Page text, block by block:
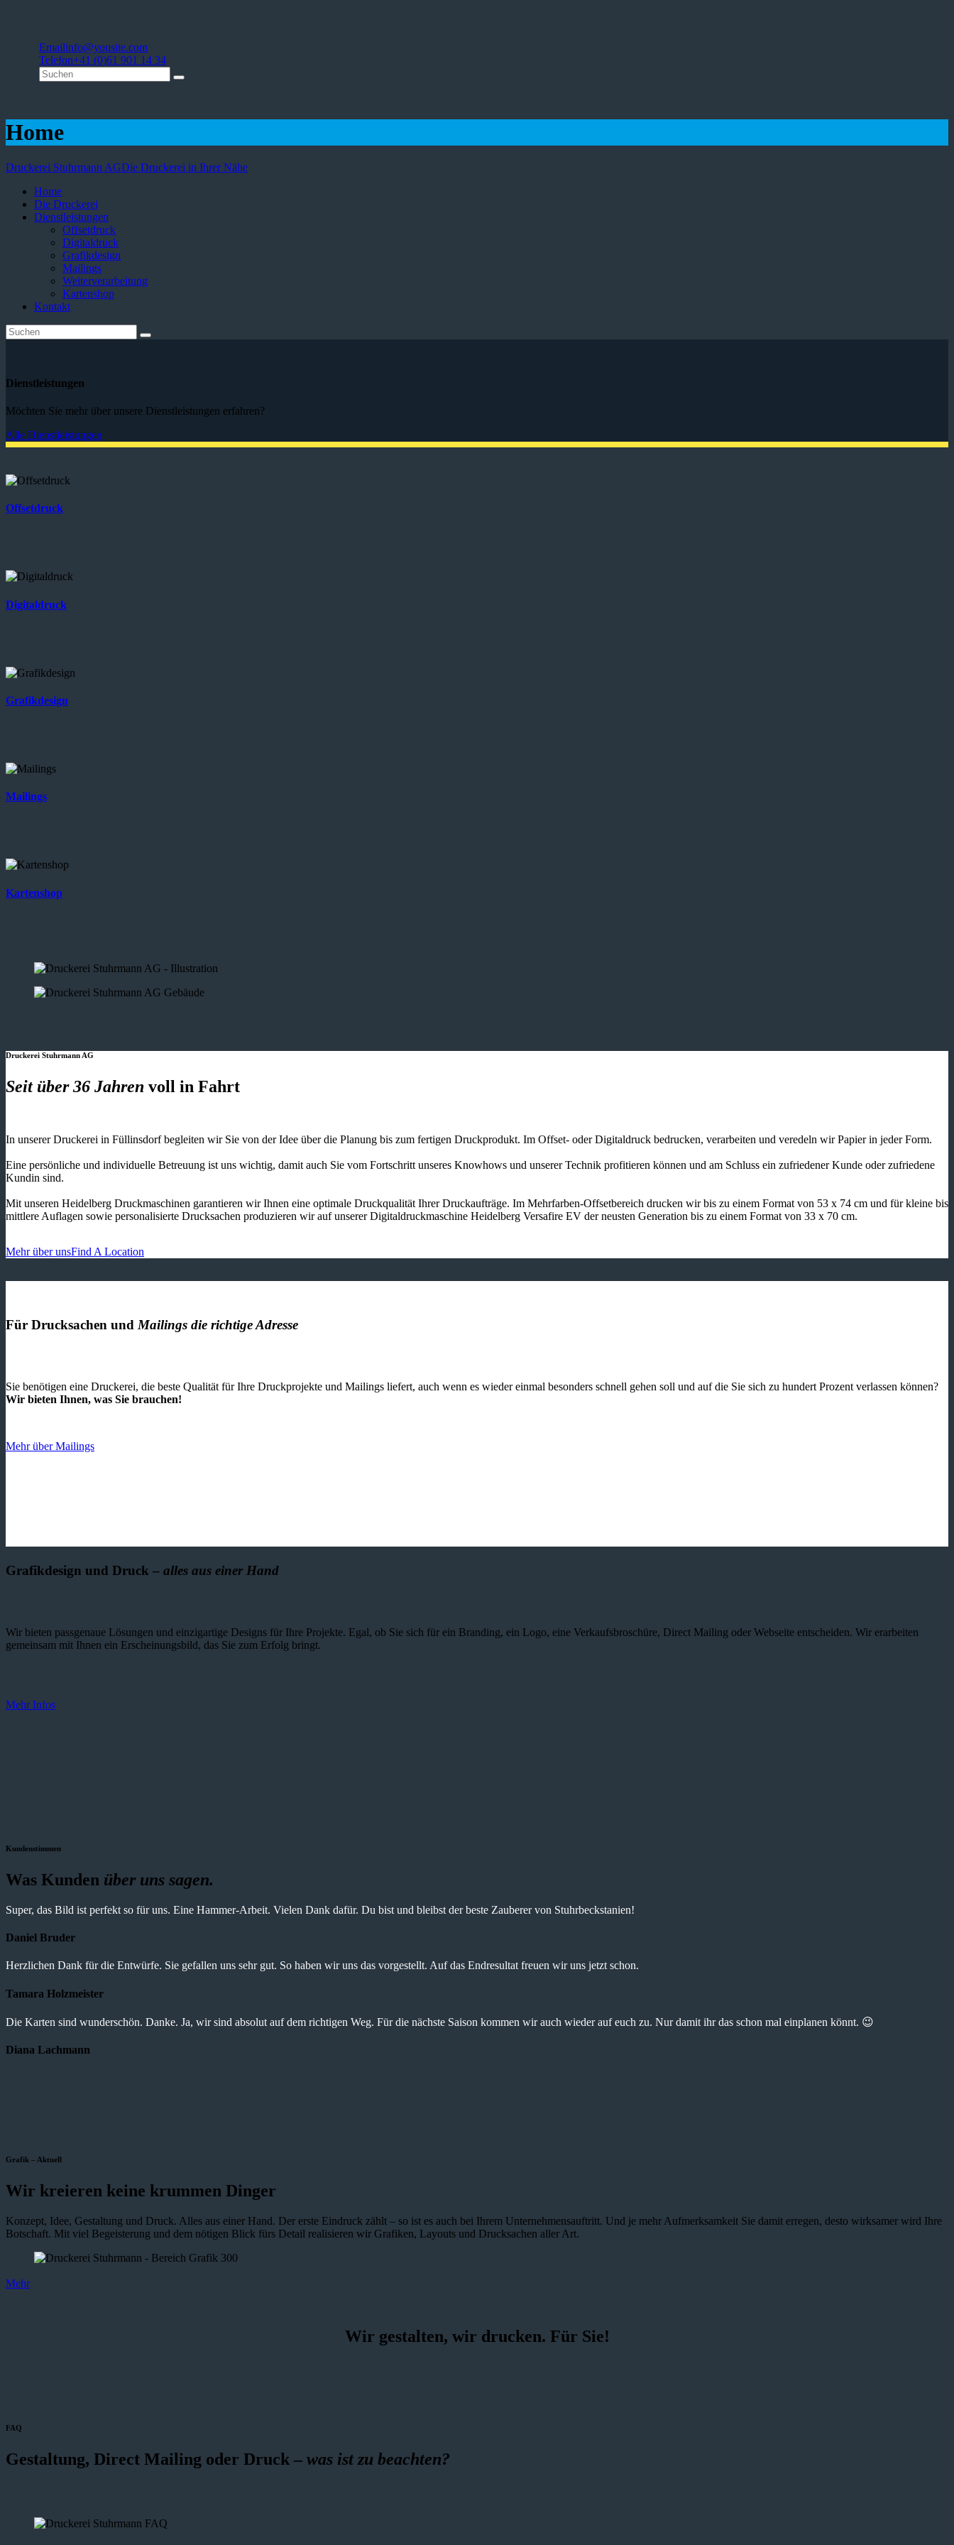
Emailinfo@yousite.com
Telefon+41 (0)61 901 14 34
Home
Druckerei Stuhrmann AGDie Druckerei in Ihrer Nähe
Home
Die Druckerei
Dienstleistungen
Offsetdruck
Digitaldruck
Grafikdesign
Mailings
Weiterverarbeitung
Kartenshop
Kontakt
Dienstleistungen
Möchten Sie mehr über unsere Dienstleistungen erfahren?
Alle Dienstleistungen
Offsetdruck
Digitaldruck
Grafikdesign
Mailings
Kartenshop
Druckerei Stuhrmann AG
Seit über 36 Jahren voll in Fahrt
In unserer Druckerei in Füllinsdorf begleiten wir Sie von der Idee über die Planung bis zum fertigen Druckprodukt. Im Offset- oder Digitaldruck bedrucken, verarbeiten und veredeln wir Papier in jeder Form.
Eine persönliche und individuelle Betreuung ist uns wichtig, damit auch Sie vom Fortschritt unseres Knowhows und unserer Technik profitieren können und am Schluss ein zufriedener Kunde oder zufriedene
Kundin sind.
Mit unseren Heidelberg Druckmaschinen garantieren wir Ihnen eine optimale Druckqualität Ihrer Druckaufträge. Im Mehrfarben-Offsetbereich drucken wir bis zu einem Format von 53 x 74 cm und für kleine bis
mittlere Auflagen sowie personalisierte Drucksachen produzieren wir auf unserer Digitaldruckmaschine Heidelberg Versafire EV der neusten Generation bis zu einem Format von 33 x 70 cm.
Mehr über unsFind A Location
Für Drucksachen und Mailings die richtige Adresse
Sie benötigen eine Druckerei, die beste ­Qualität für Ihre Druckprojekte und Mailings liefert, auch wenn es wieder einmal besonders schnell gehen soll und auf die Sie sich zu hundert Prozent verlassen können?
Wir bieten Ihnen, was Sie brauchen!
Mehr über Mailings
Grafikdesign und Druck – alles aus einer Hand
Wir bieten passgenaue Lösungen und einzig­artige Designs für Ihre Projekte. Egal, ob Sie sich für ein Branding, ein Logo, eine Verkaufsbroschüre, Direct Mailing oder Webseite entscheiden. Wir erarbeiten
gemeinsam mit Ihnen ein Erscheinungsbild, das Sie zum Erfolg bringt.
Mehr Infos
Kundenstimmen
Was Kunden über uns sagen.
Super, das Bild ist perfekt so für uns. Eine Hammer-Arbeit. Vielen Dank dafür. Du bist und bleibst der beste Zauberer von Stuhrbeckstanien!
Daniel Bruder
Herzlichen Dank für die Entwürfe. Sie gefallen uns sehr gut. So haben wir uns das vorgestellt. Auf das Endresultat freuen wir uns jetzt schon.
Tamara Holzmeister
Die Karten sind wunderschön. Danke. Ja, wir sind absolut auf dem richtigen Weg. Für die nächste Saison kommen wir auch wieder auf euch zu. Nur damit ihr das schon mal einplanen könnt. 😉
Diana Lachmann
Grafik – Aktuell
Wir kreieren keine krummen Dinger
Konzept, Idee, Gestaltung und Druck. Alles aus einer Hand. Der erste Eindruck zählt – so ist es auch bei Ihrem Unternehmensauftritt. Und je mehr Aufmerksamkeit Sie damit erregen, desto wirksamer wird Ihre
Botschaft. Mit viel Begeisterung und dem nötigen Blick fürs Detail realisieren wir Grafiken, Layouts und Drucksachen aller Art.
Mehr
Wir gestalten, wir drucken. Für Sie!
FAQ
Gestaltung, Direct Mailing oder Druck – was ist zu beachten?